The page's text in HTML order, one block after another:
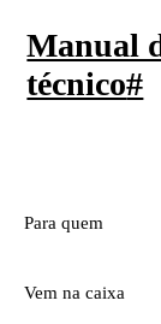
Manual
técnico#
Para quem
Vem na caixa